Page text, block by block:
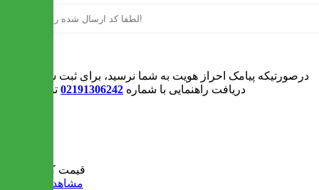
درصورتیکه پیامک احراز هویت به شما نرسید، برای ثبت سفارش و یا
دریافت راهنمایی با شماره 02191306242 تماس بگیرید
قیمت کل:
مشاهده سبد خرید